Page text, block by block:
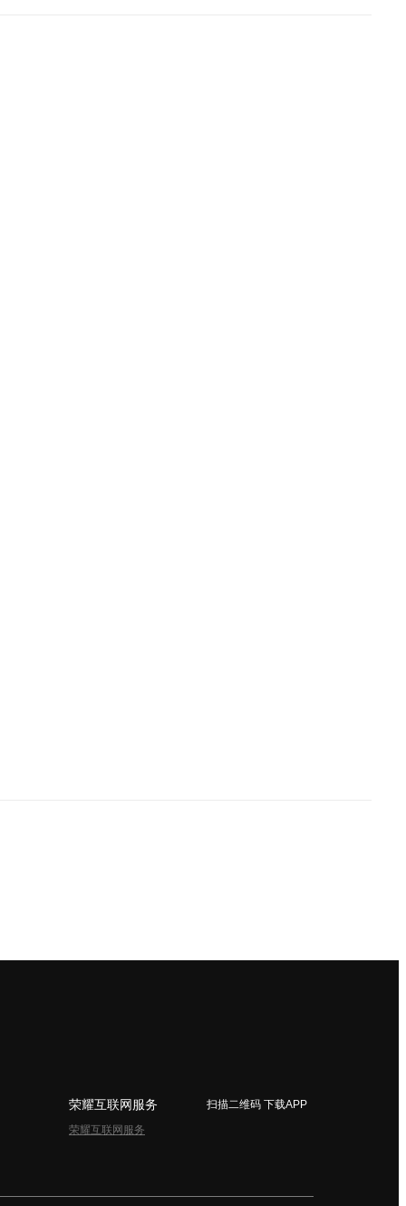
荣耀互联网服务
荣耀互联网服务
扫描二维码 下载APP